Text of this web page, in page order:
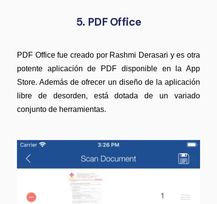
5. PDF Office
PDF Office fue creado por Rashmi Derasari y es otra
potente aplicación de PDF disponible en la App
Store. Además de ofrecer un diseño de la aplicación
libre de desorden, está dotada de un variado
conjunto de herramientas.